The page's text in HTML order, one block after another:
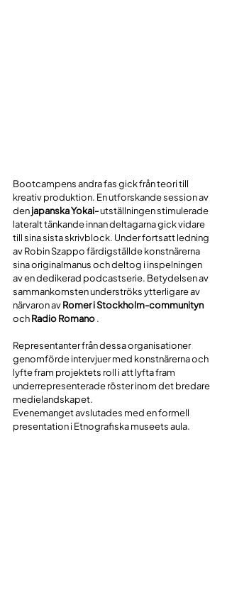
Bootcampens andra fas gick från teori till
kreativ produktion. En utforskande session av
den japanska Yokai- utställningen stimulerade
lateralt tänkande innan deltagarna gick vidare
till sina sista skrivblock. Under fortsatt ledning
av Robin Szappo färdigställde konstnärerna
sina originalmanus och deltog i inspelningen
av en dedikerad podcastserie. Betydelsen av
sammankomsten underströks ytterligare av
närvaron av Romer i Stockholm-communityn
och Radio Romano .
Representanter från dessa organisationer
genomförde intervjuer med konstnärerna och
lyfte fram projektets roll i att lyfta fram
underrepresenterade röster inom det bredare
medielandskapet.
Evenemanget avslutades med en formell
presentation i Etnografiska museets aula.